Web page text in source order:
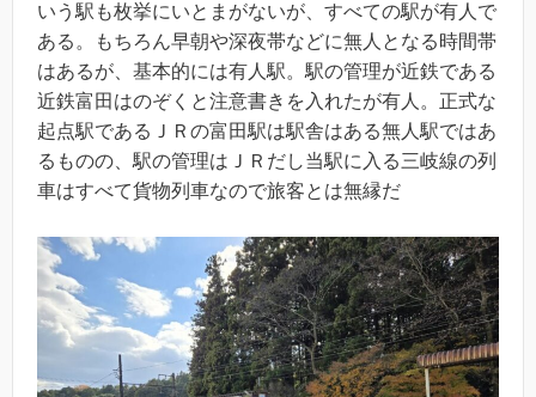
いう駅も枚挙にいとまがないが、すべての駅が有人で
ある。もちろん早朝や深夜帯などに無人となる時間帯
はあるが、基本的には有人駅。駅の管理が近鉄である
近鉄富田はのぞくと注意書きを入れたが有人。正式な
起点駅であるＪＲの富田駅は駅舎はある無人駅ではあ
るものの、駅の管理はＪＲだし当駅に入る三岐線の列
車はすべて貨物列車なので旅客とは無縁だ